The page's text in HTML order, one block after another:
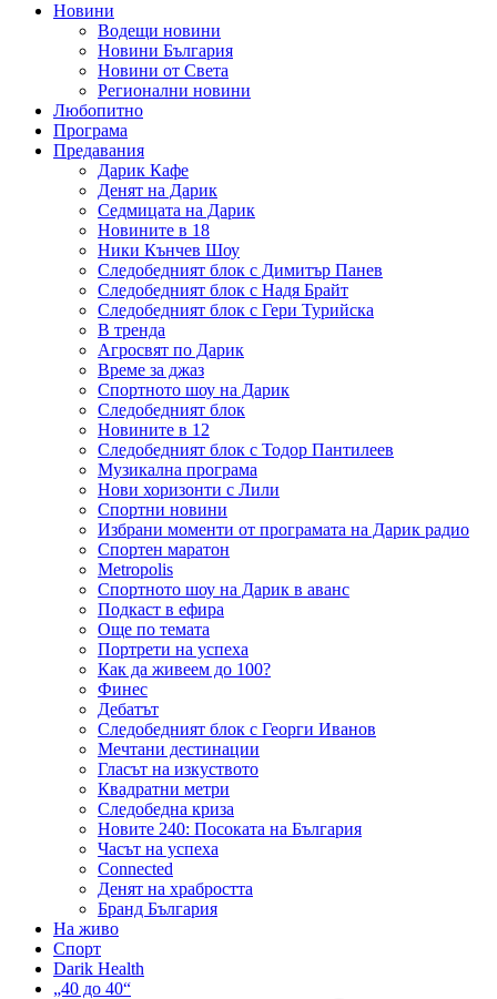
Новини
Водещи новини
Новини България
Новини от Света
Регионални новини
Любопитно
Програма
Предавания
Дарик Кафе
Денят на Дарик
Седмицата на Дарик
Новините в 18
Ники Кънчев Шоу
Следобедният блок с Димитър Панев
Следобедният блок с Надя Брайт
Следобедният блок с Гери Турийска
В тренда
Агросвят по Дарик
Време за джаз
Спортното шоу на Дарик
Следобедният блок
Новините в 12
Следобедният блок с Тодор Пантилеев
Музикална програма
Нови хоризонти с Лили
Спортни новини
Избрани моменти от програмата на Дарик радио
Спортен маратон
Metropolis
Спортното шоу на Дарик в аванс
Подкаст в ефира
Още по темата
Портрети на успеха
Как да живеем до 100?
Финес
Дебатът
Следобедният блок с Георги Иванов
Мечтани дестинации
Гласът на изкуството
Квадратни метри
Следобедна криза
Новите 240: Посоката на България
Часът на успеха
Connected
Денят на храбростта
Бранд България
На живо
Спорт
Darik Health
„40 до 40“